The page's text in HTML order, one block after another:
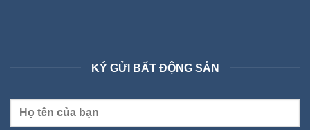
KÝ GỬI BẤT ĐỘNG SẢN